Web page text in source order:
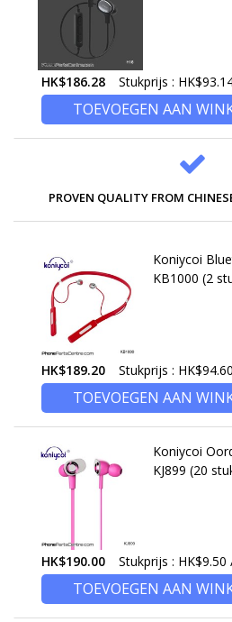
HK$186.28 Stukprijs :
TOEVOEGEN AAN
PROVEN QUALITY FROM
Koniycoi
KB1000 (2
HK$189.20 Stukprijs :
TOEVOEGEN AAN
Koniycoi
KJ899 (20
HK$190.00 Stukprijs : HK$9.50
TOEVOEGEN AAN